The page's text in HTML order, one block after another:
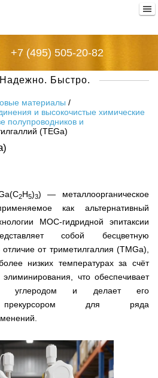
Русский металл
+7 (495) 505-20-82
Быстро.
материалы /
и высокочистые химические
полупроводников и
(TEGa)
2H5)3) — металлоорганическое
как альтернативный
МОС-гидридной эпитаксии
собой бесцветную
от триметилгаллия (TMGa),
низких температурах за счёт
что обеспечивает
углеродом и делает его
прекурсором для ряда